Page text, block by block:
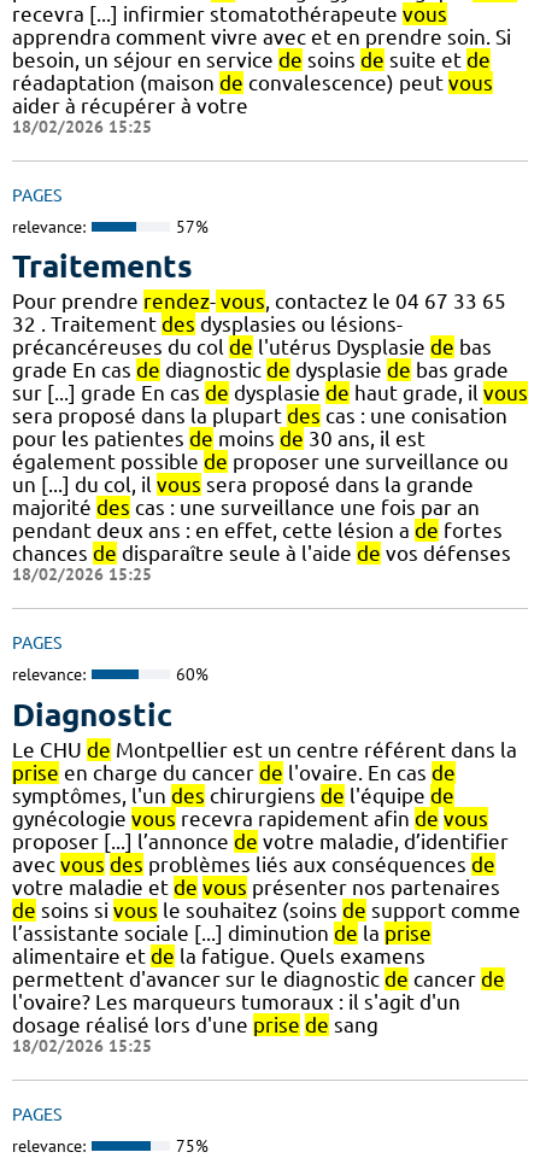
recevra [...] infirmier stomatothérapeute vous
apprendra comment vivre avec et en prendre soin. Si
besoin, un séjour en service de soins de suite et de
réadaptation (maison de convalescence) peut vous
aider à récupérer à votre
18/02/2026 15:25
PAGES
relevance: 57%
Traitements
Pour prendre rendez- vous, contactez le 04 67 33 65
32 . Traitement des dysplasies ou lésions-
précancéreuses du col de l'utérus Dysplasie de bas
grade En cas de diagnostic de dysplasie de bas grade
sur [...] grade En cas de dysplasie de haut grade, il vous
sera proposé dans la plupart des cas : une conisation
pour les patientes de moins de 30 ans, il est
également possible de proposer une surveillance ou
un [...] du col, il vous sera proposé dans la grande
majorité des cas : une surveillance une fois par an
pendant deux ans : en effet, cette lésion a de fortes
chances de disparaître seule à l'aide de vos défenses
18/02/2026 15:25
PAGES
relevance: 60%
Diagnostic
Le CHU de Montpellier est un centre référent dans la
prise en charge du cancer de l'ovaire. En cas de
symptômes, l'un des chirurgiens de l'équipe de
gynécologie vous recevra rapidement afin de vous
proposer [...] l’annonce de votre maladie, d’identifier
avec vous des problèmes liés aux conséquences de
votre maladie et de vous présenter nos partenaires
de soins si vous le souhaitez (soins de support comme
l’assistante sociale [...] diminution de la prise
alimentaire et de la fatigue. Quels examens
permettent d'avancer sur le diagnostic de cancer de
l'ovaire? Les marqueurs tumoraux : il s'agit d'un
dosage réalisé lors d'une prise de sang
18/02/2026 15:25
PAGES
relevance: 75%